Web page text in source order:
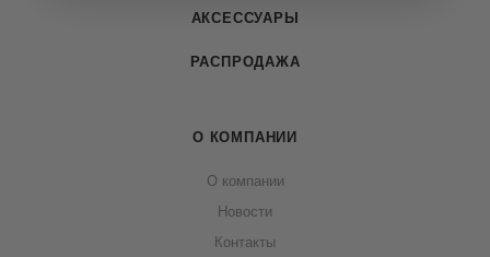
АКСЕССУАРЫ
РАСПРОДАЖА
О КОМПАНИИ
О компании
Новости
Контакты